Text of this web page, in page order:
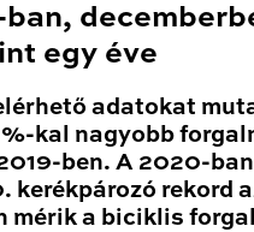
egy éve
adatokat
kal nagyobb
ben. A 2020-ban
kerékpározó rekord
mérik a biciklis